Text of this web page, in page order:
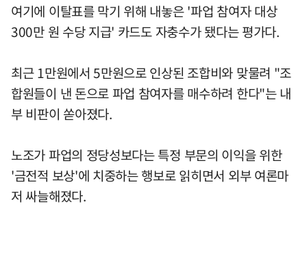
여기에 이탈표를 막기 위해 내놓은 '파업 참여자 대상
300만 원 수당 지급' 카드도 자충수가 됐다는 평가다.
최근 1만원에서 5만원으로 인상된 조합비와 맞물려 "조
합원들이 낸 돈으로 파업 참여자를 매수하려 한다"는 내
부 비판이 쏟아졌다.
노조가 파업의 정당성보다는 특정 부문의 이익을 위한
'금전적 보상'에 치중하는 행보로 읽히면서 외부 여론마
저 싸늘해졌다.